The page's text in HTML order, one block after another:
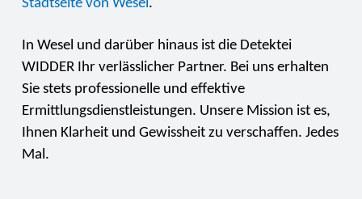
Stadtseite von Wesel.
In Wesel und darüber hinaus ist die Detektei
WIDDER Ihr verlässlicher Partner. Bei uns erhalten
Sie stets professionelle und effektive
Ermittlungsdienstleistungen. Unsere Mission ist es,
Ihnen Klarheit und Gewissheit zu verschaffen. Jedes
Mal.